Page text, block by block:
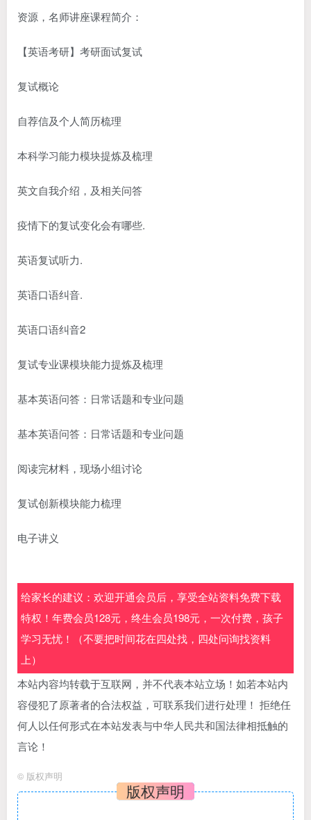
资源，名师讲座课程简介：
【英语考研】考研面试复试
复试概论
自荐信及个人简历梳理
本科学习能力模块提炼及梳理
英文自我介绍，及相关问答
疫情下的复试变化会有哪些.
英语复试听力.
英语口语纠音.
英语口语纠音2
复试专业课模块能力提炼及梳理
基本英语问答：日常话题和专业问题
基本英语问答：日常话题和专业问题
阅读完材料，现场小组讨论
复试创新模块能力梳理
电子讲义
给家长的建议：欢迎开通会员后，享受全站资料免费下载
特权！年费会员128元，终生会员198元，一次付费，孩子
学习无忧！（不要把时间花在四处找，四处问询找资料
上）
本站内容均转载于互联网，并不代表本站立场！如若本站内
容侵犯了原著者的合法权益，可联系我们进行处理！ 拒绝任
何人以任何形式在本站发表与中华人民共和国法律相抵触的
言论！
© 版权声明
版权声明